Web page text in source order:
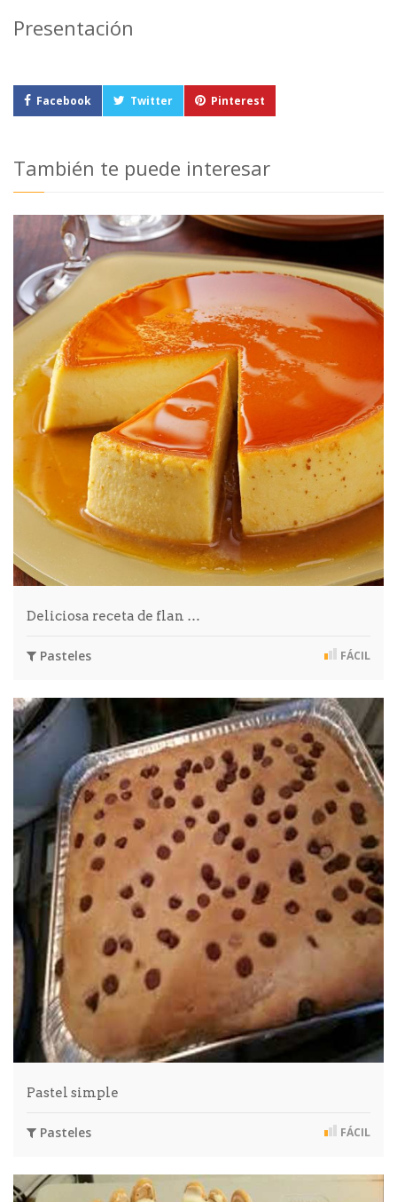
Presentación
Facebook Twitter Pinterest
También te puede interesar
Deliciosa receta de flan …
Pasteles FÁCIL
Pastel simple
Pasteles FÁCIL